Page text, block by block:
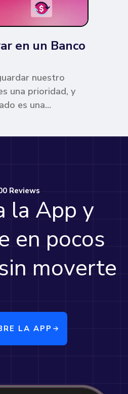
en un Banco
nuestro
una prioridad, y
es una
Reviews
la App y
en pocos
moverte
LA APP